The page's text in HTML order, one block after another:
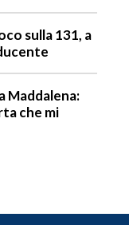
sulla 131, a
Maddalena:
che mi